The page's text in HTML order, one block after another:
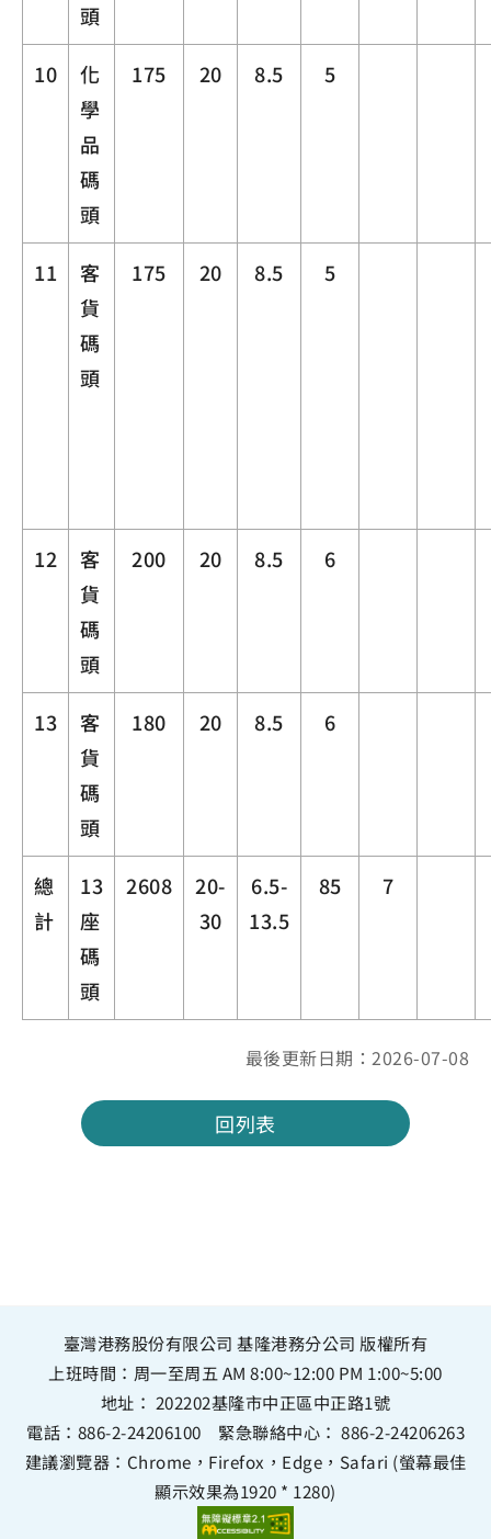
頭
10
化
學
品
碼
頭
175 20 8.5 5
11
客
貨
碼
頭
175 20 8.5 5
12
客
貨
碼
頭
200 20 8.5 6
13
客
貨
碼
頭
180 20 8.5 6
總
計
13
座
碼
頭
2608
20-
30
6.5-
13.5
85 7
最後更新日期：2026-07-08
回列表
臺灣港務股份有限公司 基隆港務分公司 版權所有
上班時間：周一至周五 AM 8:00~12:00 PM 1:00~5:00
地址： 202202基隆市中正區中正路1號
電話： 886-2-24206100 緊急聯絡中心： 886-2-24206263
建議瀏覽器：Chrome，Firefox，Edge，Safari (螢幕最佳
顯示效果為1920 * 1280)